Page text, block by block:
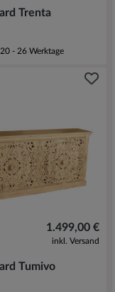
Trenta
- 26 Werktage
1.499,00 €
inkl. Versand
Tumivo